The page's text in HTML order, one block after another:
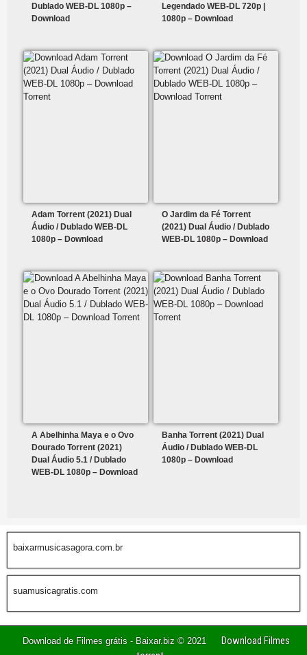
Dublado WEB-DL 1080p –
Download
Legendado WEB-DL 720p |
1080p – Download
Adam Torrent (2021) Dual
Áudio / Dublado WEB-DL
1080p – Download
O Jardim da Fé Torrent
(2021) Dual Áudio / Dublado
WEB-DL 1080p – Download
A Abelhinha Maya e o Ovo
Dourado Torrent (2021)
Dual Áudio 5.1 / Dublado
WEB-DL 1080p – Download
Banha Torrent (2021) Dual
Áudio / Dublado WEB-DL
1080p – Download
baixarmusicasagora.com.br
suamusicagratis.com
Download de Filmes grátis - Baixar.biz © 2021
Download Filmes